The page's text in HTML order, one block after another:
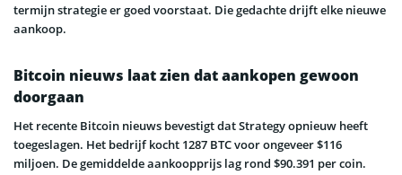
termijn strategie er goed voorstaat. Die gedachte drijft elke nieuwe
aankoop.
Bitcoin nieuws laat zien dat aankopen gewoon
doorgaan
Het recente Bitcoin nieuws bevestigt dat Strategy opnieuw heeft
toegeslagen. Het bedrijf kocht 1287 BTC voor ongeveer $116
miljoen. De gemiddelde aankoopprijs lag rond $90.391 per coin.